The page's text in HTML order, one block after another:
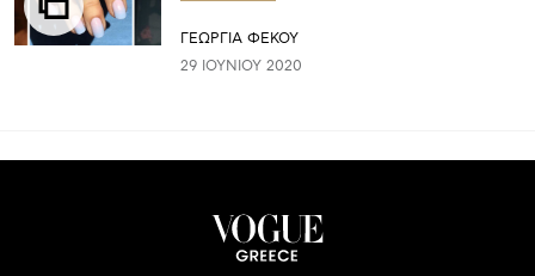
ΓΕΩΡΓΙΑ ΦΕΚΟΥ
29 ΙΟΥΝΊΟΥ 2020